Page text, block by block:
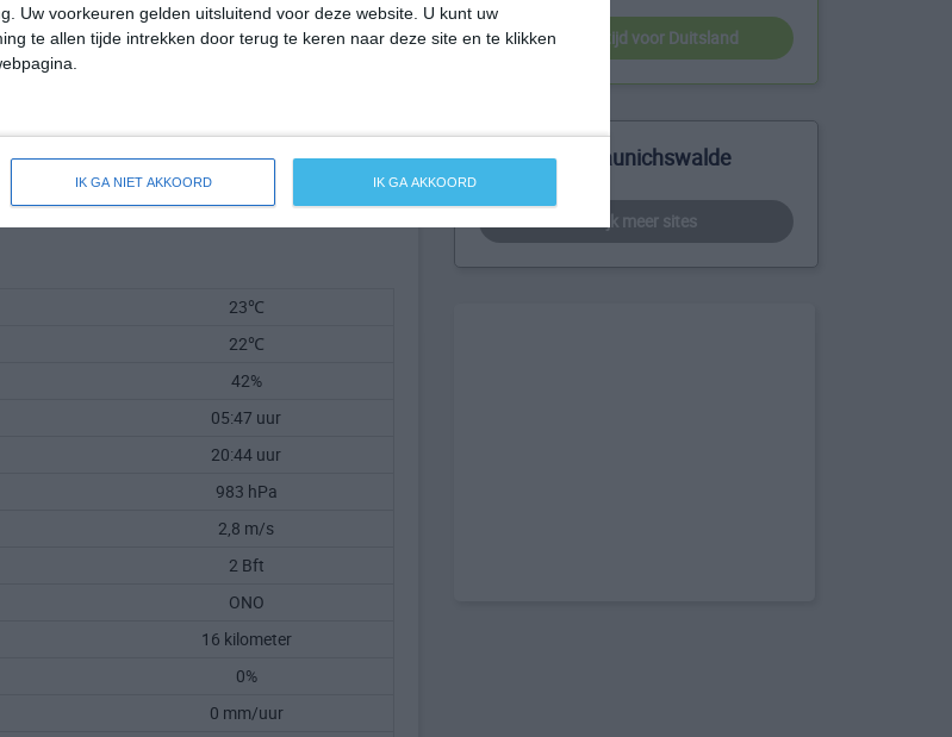
Uw voorkeuren gelden uitsluitend voor deze website. U kunt uw
te allen tijde intrekken door terug te keren naar deze site en te klikken
IK GA NIET AKKOORD IK GA AKKOORD
23℃
22℃
42%
05:47 uur
20:44 uur
983 hPa
2,8 m/s
2 Bft
ONO
16 kilometer
0%
0 mm/uur
beste reistijd voor Duitsland
Meer over Braunichswalde
bekijk meer sites